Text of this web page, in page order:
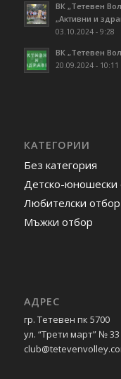
ВК „Тетевен
„Активни и
03.10.2024 - 9:28
ВК „Тетевен
20.09.2024 - 10:11
КАТЕГОРИИ
Без категория
Детско-юношески
Любителски отбор
Мъжки отбор
АДРЕС
гр. Тетевен пк 5700
ул. “Трети март” № 33